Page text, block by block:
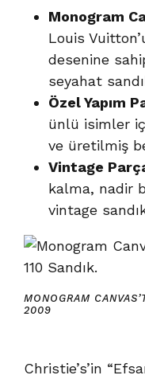
Monogram
Louis
desenine
seyahat
Özel Yapım
ünlü isimler
ve üretilmiş
Vintage
kalma, nadir
vintage
MONOGRAM
2009
Christie’s’in